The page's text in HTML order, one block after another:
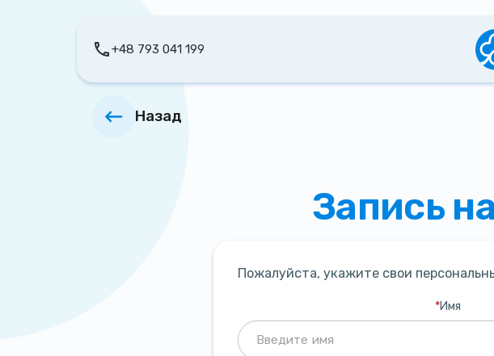
+48 793 041 199
Назад
Запись
Пожалуйста, укажите свои
Имя
*